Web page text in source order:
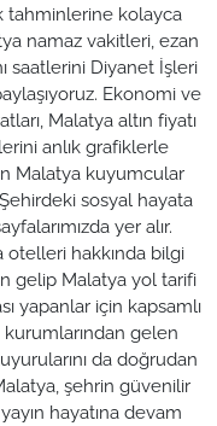
tahminlerine kolayca
namaz vakitleri, ezan
saatlerini Diyanet İşleri
Ekonomi ve
Malatya altın fiyatı
anlık grafiklerle
Malatya kuyumcular
sosyal hayata
yer alır.
otelleri hakkında bilgi
gelip Malatya yol tarifi
yapanlar için kapsamlı
kurumlarından gelen
da doğrudan
şehrin güvenilir
hayatına devam